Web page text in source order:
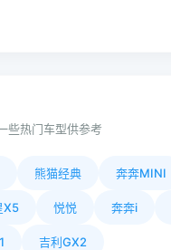
些热门车型供参考
熊猫经典 奔奔MINI
X5 悦悦 奔奔i
吉利GX2